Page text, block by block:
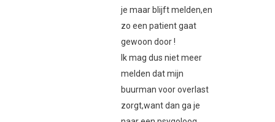
je maar blijft melden,en
zo een patient gaat
gewoon door !
Ik mag dus niet meer
melden dat mijn
buurman voor overlast
zorgt,want dan ga je